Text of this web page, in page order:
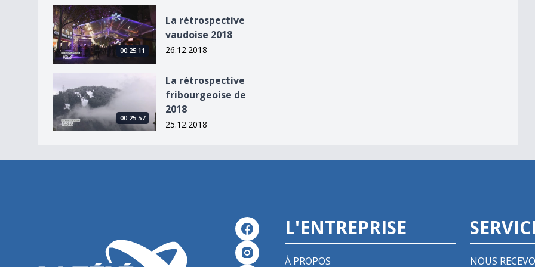
La rétrospective vaudoise 2018
00:25:11
La rétrospective
vaudoise 2018
26.12.2018
La rétrospective fribourgeoise de 2018
00:25:57
La rétrospective
fribourgeoise de
2018
25.12.2018
L'ENTREPRISE
À PROPOS NOUS